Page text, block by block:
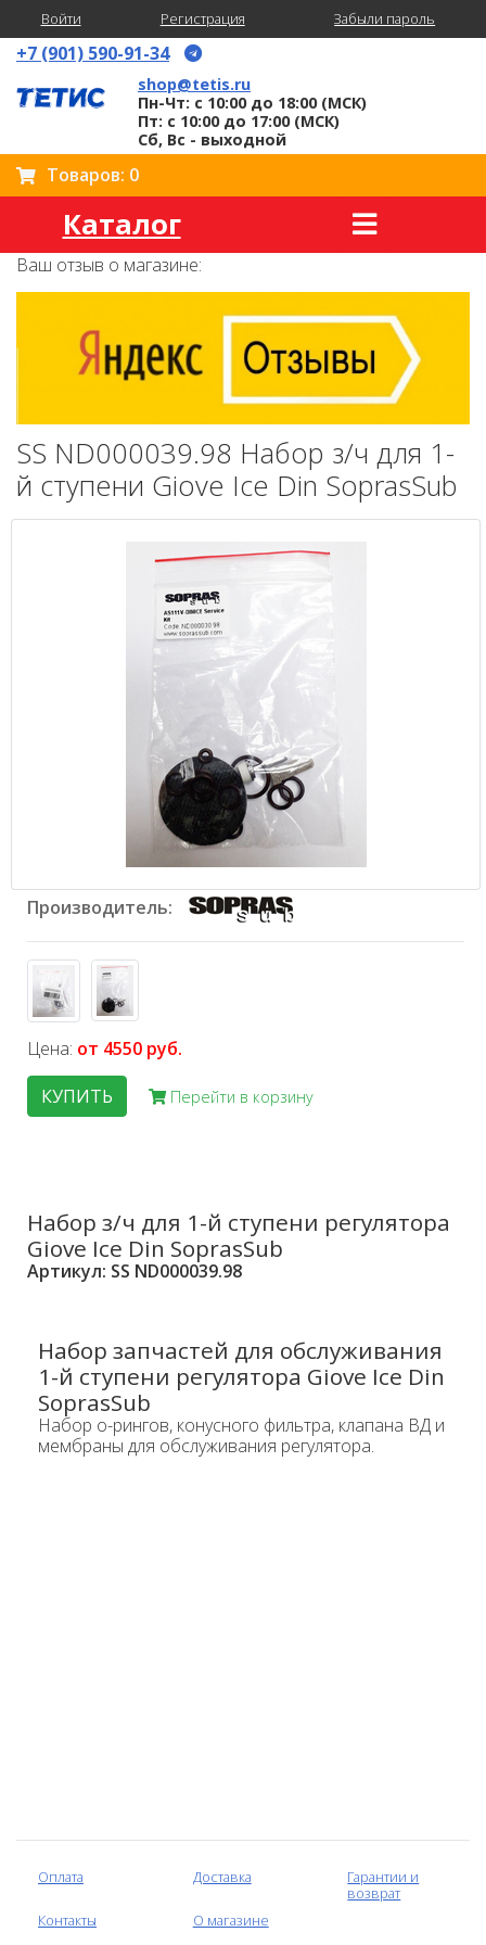
Войти Регистрация Забыли пароль
+7 (901) 590-91-34
shop@tetis.ru
Пн-Чт: с 10:00 до 18:00 (МСК)
Пт: с 10:00 до 17:00 (МСК)
Сб, Вс - выходной
Товаров: 0
Каталог
Ваш отзыв о магазине:
SS ND000039.98 Набор з/ч для 1-
й ступени Giove Ice Din SoprasSub
Производитель:
Цена: от 4550 руб.
КУПИТЬ
Перейти в корзину
Набор з/ч для 1-й ступени регулятора
Giove Ice Din SoprasSub
Артикул: SS ND000039.98
Набор запчастей для обслуживания
1-й ступени регулятора Giove Ice Din
SoprasSub
Набор о-рингов, конусного фильтра, клапана ВД и
мембраны для обслуживания регулятора.
Оплата Доставка
Гарантии и
возврат
Контакты
О магазине